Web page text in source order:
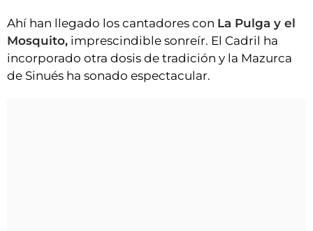
Ahí han llegado los cantadores con La Pulga y el
Mosquito, imprescindible sonreír. El Cadril ha
incorporado otra dosis de tradición y la Mazurca
de Sinués ha sonado espectacular.